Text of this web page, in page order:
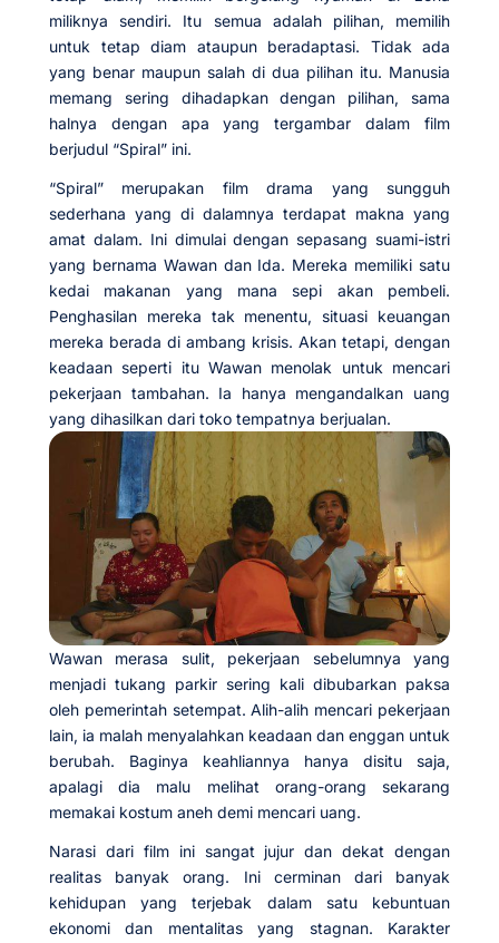
miliknya sendiri. Itu semua adalah pilihan, memilih
untuk tetap diam ataupun beradaptasi. Tidak ada
yang benar maupun salah di dua pilihan itu. Manusia
memang sering dihadapkan dengan pilihan, sama
halnya dengan apa yang tergambar dalam film
berjudul “Spiral” ini.
“Spiral” merupakan film drama yang sungguh
sederhana yang di dalamnya terdapat makna yang
amat dalam. Ini dimulai dengan sepasang suami-istri
yang bernama Wawan dan Ida. Mereka memiliki satu
kedai makanan yang mana sepi akan pembeli.
Penghasilan mereka tak menentu, situasi keuangan
mereka berada di ambang krisis. Akan tetapi, dengan
keadaan seperti itu Wawan menolak untuk mencari
pekerjaan tambahan. Ia hanya mengandalkan uang
yang dihasilkan dari toko tempatnya berjualan.
Wawan merasa sulit, pekerjaan sebelumnya yang
menjadi tukang parkir sering kali dibubarkan paksa
oleh pemerintah setempat. Alih-alih mencari pekerjaan
lain, ia malah menyalahkan keadaan dan enggan untuk
berubah. Baginya keahliannya hanya disitu saja,
apalagi dia malu melihat orang-orang sekarang
memakai kostum aneh demi mencari uang.
Narasi dari film ini sangat jujur dan dekat dengan
realitas banyak orang. Ini cerminan dari banyak
kehidupan yang terjebak dalam satu kebuntuan
ekonomi dan mentalitas yang stagnan. Karakter